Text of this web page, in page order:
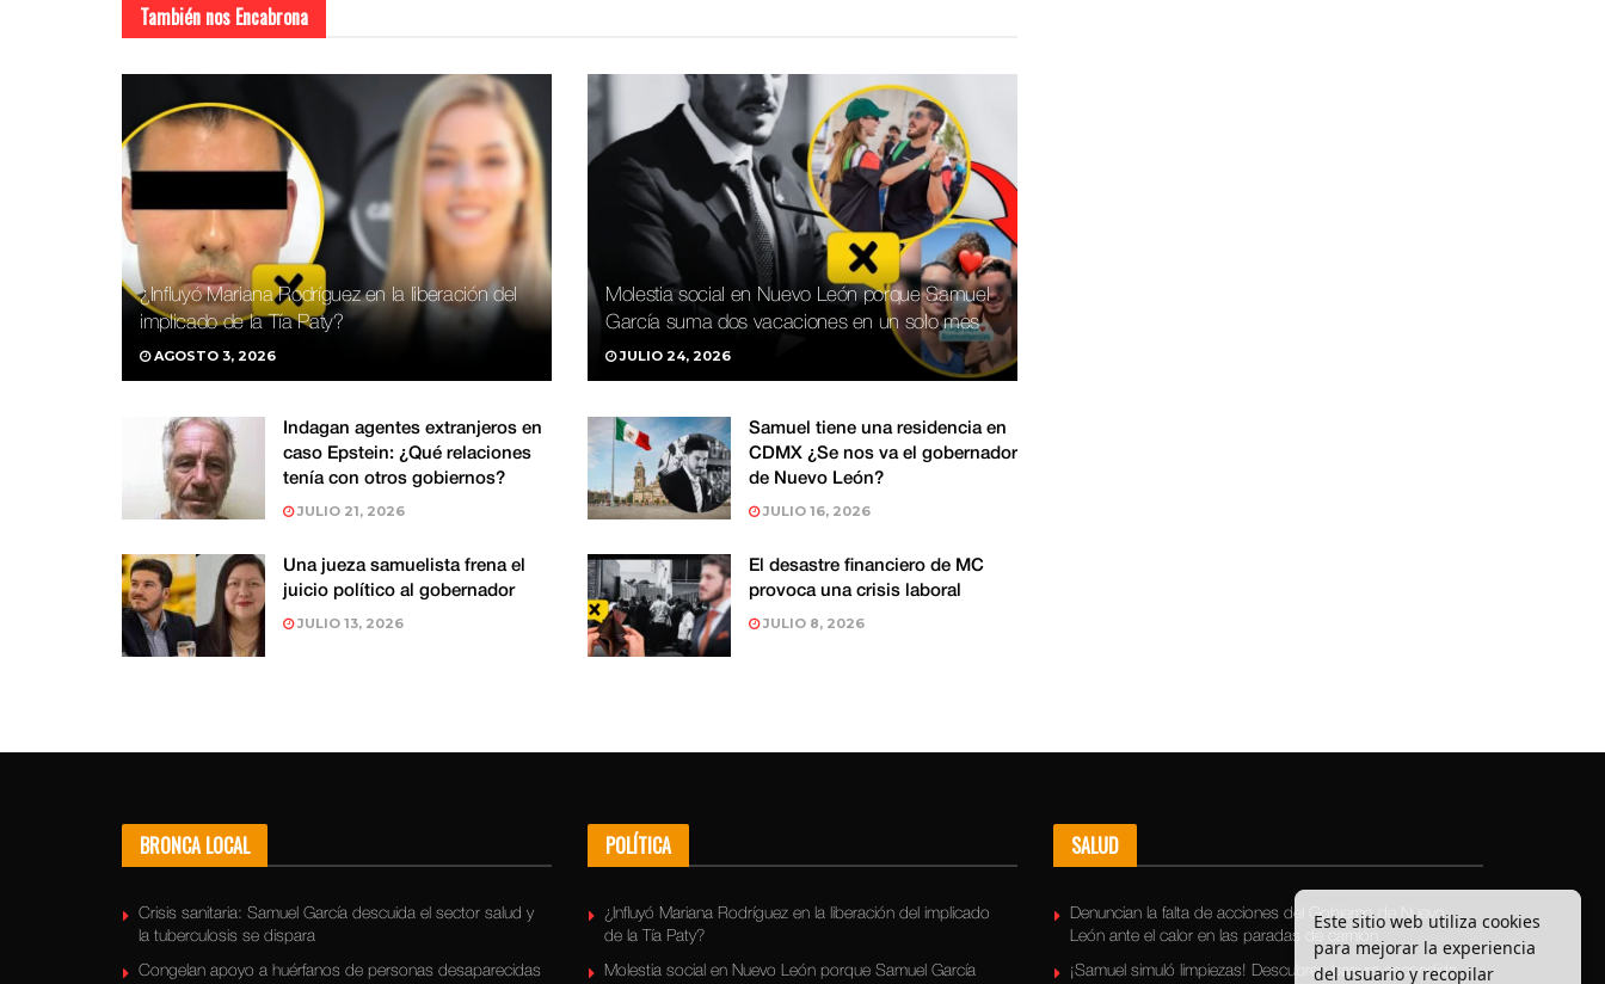
También nos Encabrona
¿Influyó Mariana Rodríguez en la liberación del
implicado de la Tía Paty?
AGOSTO 3, 2026
Molestia social en Nuevo León porque Samuel
García suma dos vacaciones en un solo mes
JULIO 24, 2026
Indagan agentes extranjeros en
caso Epstein: ¿Qué relaciones
tenía con otros gobiernos?
JULIO 21, 2026
Samuel tiene una residencia en
CDMX ¿Se nos va el gobernador
de Nuevo León?
JULIO 16, 2026
Una jueza samuelista frena el
juicio político al gobernador
JULIO 13, 2026
El desastre financiero de MC
provoca una crisis laboral
JULIO 8, 2026
BRONCA LOCAL
Crisis sanitaria: Samuel García descuida el sector salud y
la tuberculosis se dispara
Congelan apoyo a huérfanos de personas desaparecidas
POLÍTICA
¿Influyó Mariana Rodríguez en la liberación del implicado
de la Tía Paty?
Molestia social en Nuevo León porque Samuel García
SALUD
Denuncian la falta de acciones del Gobierno de Nuevo
León ante el calor en las paradas de camión
¡Samuel simuló limpiezas! Descubren basura escondida
Este sitio web utiliza cookies
para mejorar la experiencia
del usuario y recopilar